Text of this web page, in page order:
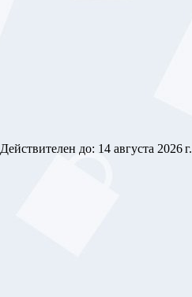
Действителен до: 14 августа 2026 г.